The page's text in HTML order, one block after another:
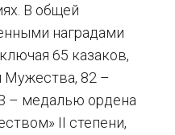
В общей
наградами
65 казаков,
Мужества, 82 –
– медалью ордена
II степени,